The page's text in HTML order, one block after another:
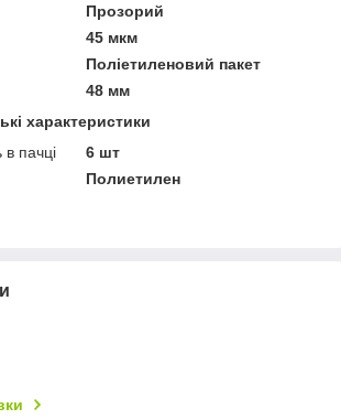
Прозорий
45 мкм
Поліетиленовий пакет
48 мм
характеристики
в пачці
6 шт
Полиетилен